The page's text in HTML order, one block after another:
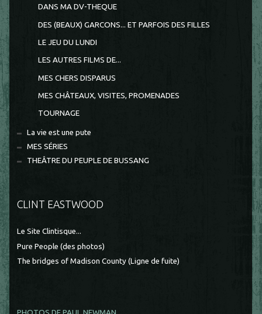
DANS MA DV-THEQUE
DES (BEAUX) GARCONS... ET PARFOIS DES FILLES
LE JEU DU LUNDI
LES AUTRES FILMS DE...
MES CHERS DISPARUS
MES CHÂTEAUX, VISITES, PROMENADES
TOURNAGE
La vie est une pute
MES SÉRIES
THEÂTRE DU PEUPLE DE BUSSANG
CLINT EASTWOOD
Le Site Clintisque...
Pure People (des photos)
The bridges of Madison County (Ligne de fuite)
PHOTOS DE PAUL NEWMAN